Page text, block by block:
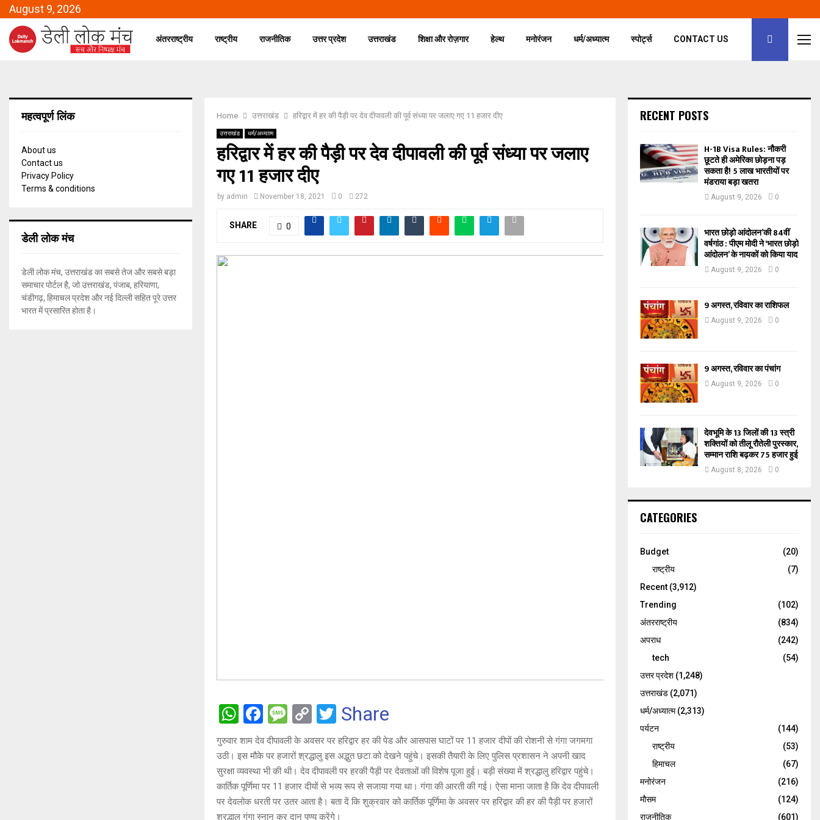
August 9, 2026
अंतरराष्ट्रीय राष्ट्रीय राजनीतिक उत्तर प्रदेश उत्तराखंड शिक्षा और रोज़गार हेल्थ मनोरंजन धर्म/अध्यात्म स्पोर्ट्स CONTACT US
Home उत्तराखंड हरिद्वार में हर की पैड़ी पर देव दीपावली की पूर्व संध्या पर जलाए गए 11 हजार दीए
उत्तराखंड धर्म/अध्यात्म
हरिद्वार में हर की पैड़ी पर देव दीपावली की पूर्व संध्या पर जलाए
गए 11 हजार दीए
by admin November 18, 2021 0 272
SHARE 0
W
h
at
s
A
p
F
a
ce
b
o
o
M
es
s
a
g
e
C
o
py
Li
n
k
T
wi
tt
er
Share
गुरुवार शाम देव दीपावली के अवसर पर हरिद्वार हर की पेड और आसपास घाटों पर 11 हजार दीपों की रोशनी से गंगा जगमगा
उठी। इस मौके पर हजारों श्रद्धालु इस अद्भुत छटा को देखने पहुंचे। इसकी तैयारी के लिए पुलिस प्रशासन ने अपनी खाद
सुरक्षा व्यवस्था भी की थी। ‌देव दीपावली पर हरकी पैड़ी पर देवताओं की विशेष पूजा हुई। बड़ी संख्या में श्रद्धालु हरिद्वार पहुंचे।
कार्तिक पूर्णिमा पर 11 हजार दीयों से भव्य रूप से सजाया गया था। गंगा की आरती की गई। ऐसा माना जाता है कि देव दीपावली
पर देवलोक धरती पर उतर आता है। बता दें कि शुक्रवार को कार्तिक पूर्णिमा के अवसर पर हरिद्वार की हर की पैड़ी पर हजारों
श्रद्धालु गंगा स्नान कर दान पुण्य करेंगे।
महत्वपूर्ण लिंक
About us
Contact us
Privacy Policy
Terms & conditions
डेली लोक मंच
डेली लोक मंच, उत्तराखंड का सबसे तेज और सबसे बड़ा
समाचार पोर्टल है, जो उत्तराखंड, पंजाब, हरियाणा,
चंडीगढ़, हिमाचल प्रदेश और नई दिल्ली सहित पूरे उत्तर
भारत में प्रसारित होता है।
RECENT POSTS
H-1B Visa Rules: नौकरी
छूटते ही अमेरिका छोड़ना पड़
सकता है! 5 लाख भारतीयों पर
मंडराया बड़ा खतरा
August 9, 2026 0
भारत छोड़ो आंदोलन’की 84वीं
वर्षगांठ : पीएम मोदी ने ‘भारत छोड़ो
आंदोलन’ के नायकों को किया याद
August 9, 2026 0
9 अगस्त, रविवार का राशिफल
August 9, 2026 0
9 अगस्त, रविवार का पंचांग
August 9, 2026 0
देवभूमि के 13 जिलों की 13 स्त्री
शक्तियों को तीलू रौतेली पुरस्कार,
सम्मान राशि बढ़कर 75 हजार हुई
August 8, 2026 0
CATEGORIES
Budget
(20)
राष्ट्रीय
(7)
Recent (3,912)
Trending
(102)
अंतरराष्ट्रीय
(834)
अपराध
(242)
tech
(54)
उत्तर प्रदेश(1,248)
उत्तराखंड (2,071)
धर्म/अध्यात्म(2,313)
पर्यटन
(144)
राष्ट्रीय
(53)
हिमाचल
(67)
मनोरंजन
(216)
मौसम
(124)
राजनीतिक
(601)